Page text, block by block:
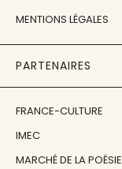
MENTIONS LÉGALES
PARTENAIRES
FRANCE-CULTURE
IMEC
MARCHÉ DE LA POÉSIE